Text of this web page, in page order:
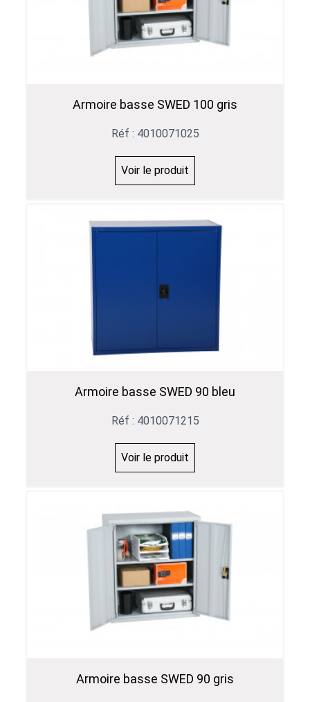
Armoire basse SWED 100 gris
Réf : 4010071025
Voir le produit
Armoire basse SWED 90 bleu
Réf : 4010071215
Voir le produit
Armoire basse SWED 90 gris